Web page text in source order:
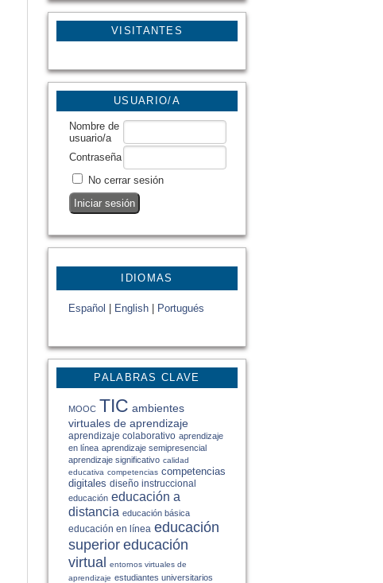
VISITANTES
USUARIO/A
Nombre de
usuario/a
Contraseña
No cerrar sesión
IDIOMAS
Español English Portugués
PALABRAS CLAVE
MOOC TIC ambientes
virtuales de aprendizaje
aprendizaje colaborativo aprendizaje
en línea aprendizaje semipresencial
aprendizaje significativo calidad
educativa competencias competencias
digitales diseño instruccional
educación educación a
distancia educación básica
educación en línea educación
superior educación
virtual entornos virtuales de
aprendizaje estudiantes universitarios